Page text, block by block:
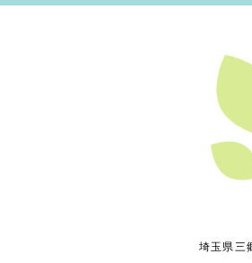
埼玉県三